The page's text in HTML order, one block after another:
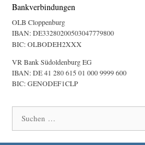
Bankverbindungen
OLB Cloppenburg
IBAN: DE33280200503047779800
BIC: OLBODEH2XXX
VR Bank Südoldenburg EG
IBAN: DE 41 280 615 01 000 9999 600
BIC: GENODEF1CLP
nach: